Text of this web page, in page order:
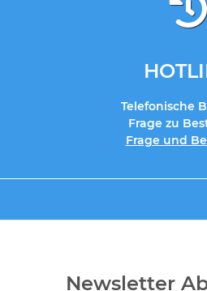
Telefonische
Frage zu
Frage und
Newsletter